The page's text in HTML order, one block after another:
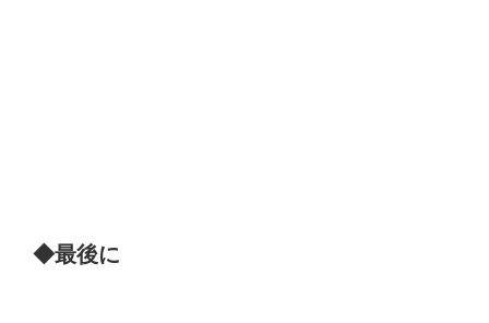
◆最後に